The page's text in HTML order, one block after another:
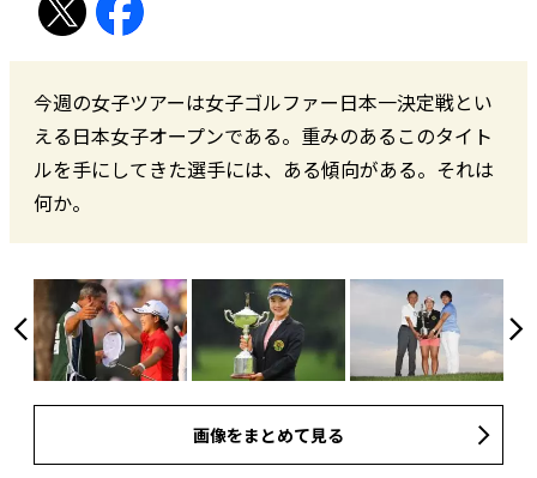
今週の女子ツアーは女子ゴルファー日本一決定戦とい
える日本女子オープンである。重みのあるこのタイト
ルを手にしてきた選手には、ある傾向がある。それは
何か。
画像をまとめて見る